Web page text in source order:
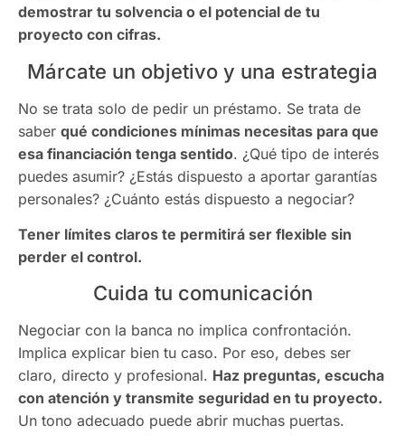
demostrar tu solvencia o el potencial de tu
proyecto con cifras.
Márcate un objetivo y una estrategia
No se trata solo de pedir un préstamo. Se trata de
saber qué condiciones mínimas necesitas para que
esa financiación tenga sentido. ¿Qué tipo de interés
puedes asumir? ¿Estás dispuesto a aportar garantías
personales? ¿Cuánto estás dispuesto a negociar?
Tener límites claros te permitirá ser flexible sin
perder el control.
Cuida tu comunicación
Negociar con la banca no implica confrontación.
Implica explicar bien tu caso. Por eso, debes ser
claro, directo y profesional. Haz preguntas, escucha
con atención y transmite seguridad en tu proyecto.
Un tono adecuado puede abrir muchas puertas.